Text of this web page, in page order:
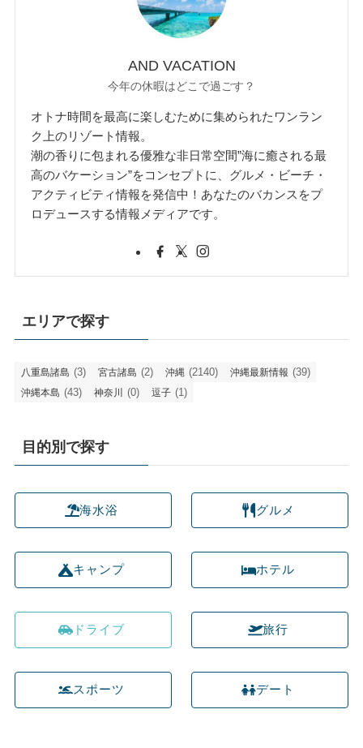
AND VACATION
今年の休暇はどこで過ごす？
オトナ時間を最高に楽しむために集められたワンラン
ク上のリゾート情報。
潮の香りに包まれる優雅な非日常空間”海に癒される最
高のバケーション”をコンセプトに、グルメ・ビーチ・
アクティビティ情報を発信中！あなたのバカンスをプ
ロデュースする情報メディアです。
エリアで探す
八重島諸島 (3) 宮古諸島 (2) 沖縄 (2140) 沖縄最新情報 (39)
沖縄本島 (43) 神奈川 (0) 逗子 (1)
目的別で探す
海水浴
キャンプ
ドライブ
スポーツ
グルメ
ホテル
旅行
デート